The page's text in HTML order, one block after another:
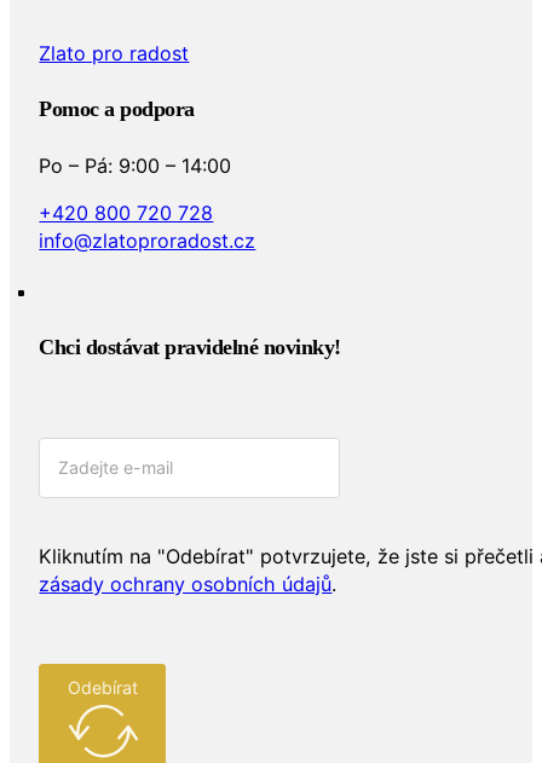
Zlato pro radost
Pomoc a podpora
Po – Pá: 9:00 – 14:00
+420 800 720 728
info@zlatoproradost.cz
Chci dostávat pravidelné novinky!​
Kliknutím na "Odebírat" potvrzujete, že jste si přečetli
zásady ochrany osobních údajů.
Odebírat